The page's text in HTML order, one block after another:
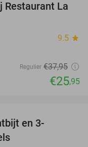
32%
Restaurant La
9.5 star
Regulier €37,95
€25,95
en 3-